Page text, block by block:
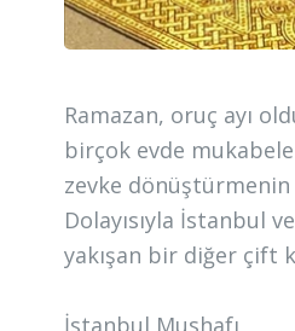
Ramazan, oruç ayı
birçok evde
zevke dönüştürmenin
Dolayısıyla İstanbul
yakışan bir diğer çift
İstanbul Mushafı